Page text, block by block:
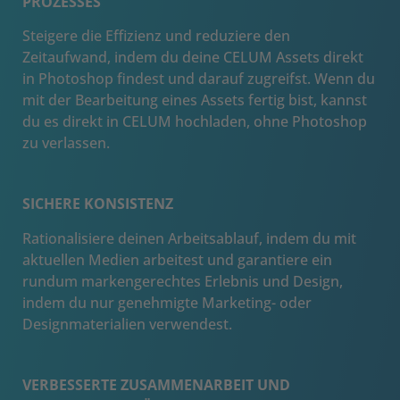
Steigere die Effizienz und reduziere den
Zeitaufwand, indem du deine CELUM Assets direkt
in Photoshop findest und darauf zugreifst. Wenn du
mit der Bearbeitung eines Assets fertig bist, kannst
du es direkt in CELUM hochladen, ohne Photoshop
zu verlassen.
SICHERE KONSISTENZ
Rationalisiere deinen Arbeitsablauf, indem du mit
aktuellen Medien arbeitest und garantiere ein
rundum markengerechtes Erlebnis und Design,
indem du nur genehmigte Marketing- oder
Designmaterialien verwendest.
VERBESSERTE ZUSAMMENARBEIT UND